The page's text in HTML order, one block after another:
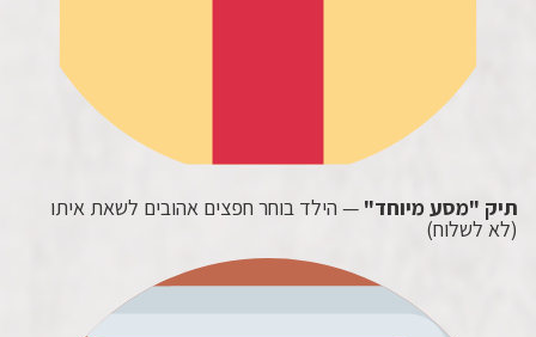
תיק "מסע מיוחד" — הילד בוחר חפצים אהובים לשאת איתו
(לא לשלוח)